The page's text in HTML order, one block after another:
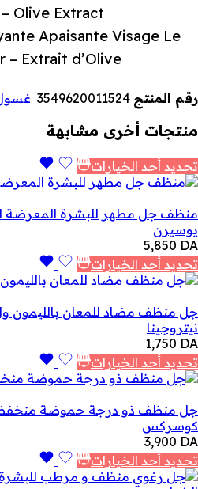
– Olive Extract
Apaisante Visage Le
– Extrait d’Olive
رقم المنتج 3549620011524
منتجات أخرى مشابهة
تحديد أحد الخيارات
منظف جل مطهر للبشرة المعرضة
يوسيرن
5,850 DA
تحديد أحد الخيارات
جل منظف مضاد للمعان بالليمون
نيتروجينا
1,750 DA
تحديد أحد الخيارات
جل منظف ذو درجة حموضة
كوسركس
3,900 DA
تحديد أحد الخيارات